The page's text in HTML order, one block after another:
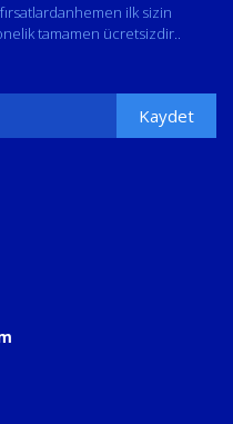
ilk sizin
tamamen ücretsizdir..
Kaydet